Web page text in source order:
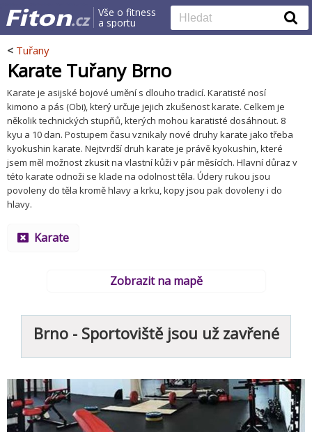
Vše o fitness
a sportu
< Tuřany
Karate Tuřany Brno
Karate je asijské bojové umění s dlouho tradicí. Karatisté nosí
kimono a pás (Obi), který určuje jejich zkušenost karate. Celkem je
několik technických stupňů, kterých mohou karatisté dosáhnout. 8
kyu a 10 dan. Postupem času vznikaly nové druhy karate jako třeba
kyokushin karate. Nejtvrdší druh karate je právě kyokushin, které
jsem měl možnost zkusit na vlastní kůži v pár měsících. Hlavní důraz v
této karate odnoži se klade na odolnost těla. Údery rukou jsou
povoleny do těla kromě hlavy a krku, kopy jsou pak dovoleny i do
hlavy.
Karate
Zobrazit na mapě
Brno - Sportoviště jsou už zavřené